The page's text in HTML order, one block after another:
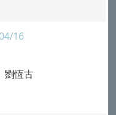
16
劉恆古